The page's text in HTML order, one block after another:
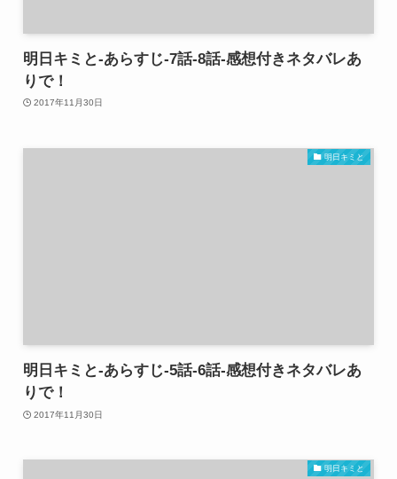
明日キミと-あらすじ-7話-8話-感想付きネタバレあ
りで！
2017年11月30日
明日キミと
明日キミと-あらすじ-5話-6話-感想付きネタバレあ
りで！
2017年11月30日
明日キミと